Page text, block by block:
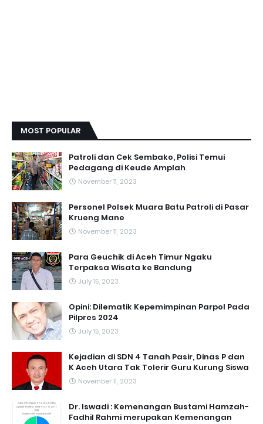
MOST POPULAR
Patroli dan Cek Sembako, Polisi Temui
Pedagang di Keude Amplah
November 11, 2023
Personel Polsek Muara Batu Patroli di Pasar
Krueng Mane
November 11, 2023
Para Geuchik di Aceh Timur Ngaku
Terpaksa Wisata ke Bandung
July 15, 2023
Opini: Dilematik Kepemimpinan Parpol Pada
Pilpres 2024
July 15, 2023
Kejadian di SDN 4 Tanah Pasir, Dinas P dan
K Aceh Utara Tak Tolerir Guru Kurung Siswa
November 11, 2023
Dr. Iswadi : Kemenangan Bustami Hamzah-
Fadhil Rahmi merupakan Kemenangan